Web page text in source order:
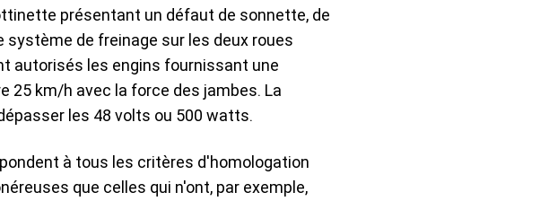
présentant un défaut de sonnette, de
système de freinage sur les deux roues
autorisés les engins fournissant une
25 km/h avec la force des jambes. La
les 48 volts ou 500 watts.
à tous les critères d'homologation
que celles qui n'ont, par exemple,